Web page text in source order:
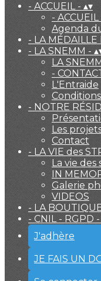
- ACCUEIL - ▴▾
- ACCUEIL
Agenda
- LA MÉDAILLE
- LA SNEMM - ▴
LA
-
L'Entraide
- NOTRE
Les
Contact
- LA VIE des
La vie
IN
Galerie
VIDEOS
- LA
- CNIL - RGPD -
J'adhère
JE FAIS UN